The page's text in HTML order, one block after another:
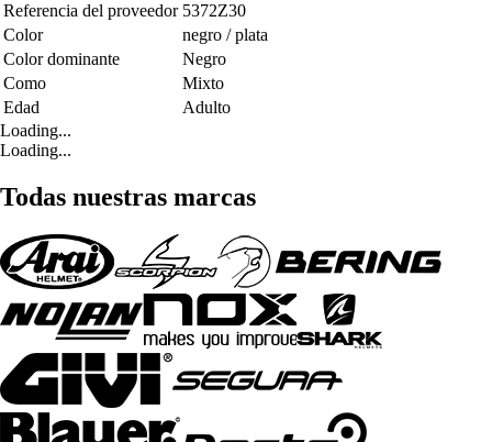
Referencia del proveedor 5372Z30
Color
negro / plata
Color dominante
Negro
Como
Mixto
Edad
Adulto
Loading...
Loading...
Todas nuestras marcas